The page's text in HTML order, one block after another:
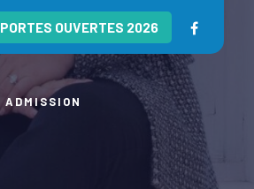
PORTES OUVERTES 2026
ADMISSION